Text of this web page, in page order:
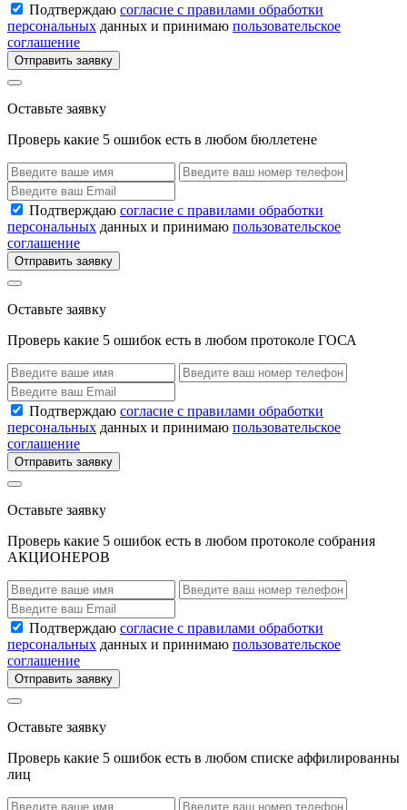
Подтверждаю согласие с правилами обработки
персональных данных и принимаю пользовательское
соглашение
Отправить заявку
Оставьте заявку
Проверь какие 5 ошибок есть в любом бюллетене
Подтверждаю согласие с правилами обработки
персональных данных и принимаю пользовательское
соглашение
Отправить заявку
Оставьте заявку
Проверь какие 5 ошибок есть в любом протоколе ГОСА
Подтверждаю согласие с правилами обработки
персональных данных и принимаю пользовательское
соглашение
Отправить заявку
Оставьте заявку
Проверь какие 5 ошибок есть в любом протоколе собрания
АКЦИОНЕРОВ
Подтверждаю согласие с правилами обработки
персональных данных и принимаю пользовательское
соглашение
Отправить заявку
Оставьте заявку
Проверь какие 5 ошибок есть в любом списке аффилированны
лиц